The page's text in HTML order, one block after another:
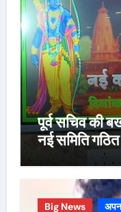
पूर्व सचिव की
नई समिति गठित
Big News